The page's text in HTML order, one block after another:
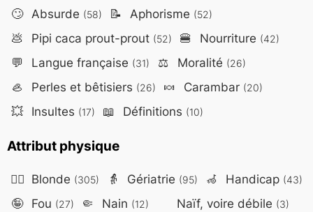
🙄 Absurde (58) 📝 Aphorisme (52)
💩 Pipi caca prout-prout (52) 🍔 Nourriture (42)
💬 Langue française (31) ⚖️ Moralité (26)
🦪 Perles et bêtisiers (26) 🍬 Carambar (20)
💥 Insultes (17) 📖 Définitions (10)
Attribut physique
👱‍♀️ Blonde (305) 👵 Gériatrie (95) 🦽 Handicap (43)
🤪 Fou (27) 🤏 Nain (12) Naïf, voire débile (3)